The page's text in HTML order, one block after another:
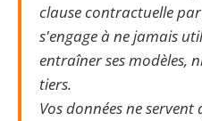
clause contractuelle
s'engage à ne jamais
entraîner ses modèles,
tiers.
Vos données ne